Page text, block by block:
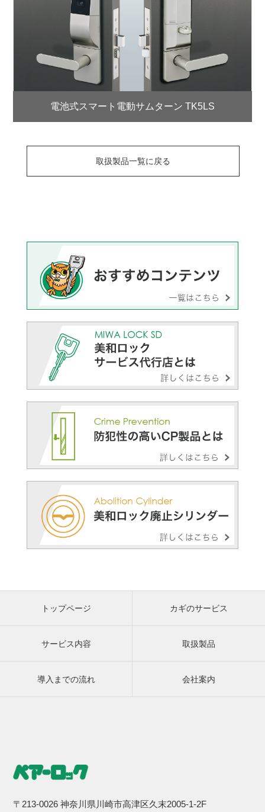
電池式スマート電動サムターン TK5LS
取扱製品一覧に戻る
トップページ カギのサービス
サービス内容 取扱製品
導入までの流れ 会社案内
〒213-0026 神奈川県川崎市高津区久末2005-1-2F